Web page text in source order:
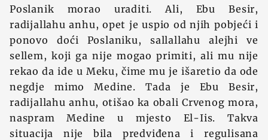
Poslanik morao uraditi. Ali, Ebu Besir,
radijallahu anhu, opet je uspio od njih pobjeći i
ponovo doći Poslaniku, sallallahu alejhi ve
sellem, koji ga nije mogao primiti, ali mu nije
rekao da ide u Meku, čime mu je išaretio da ode
negdje mimo Medine. Tada je Ebu Besir,
radijallahu anhu, otišao ka obali Crvenog mora,
naspram Medine u mjesto El-Iis. Takva
situacija nije bila predviđena i regulisana